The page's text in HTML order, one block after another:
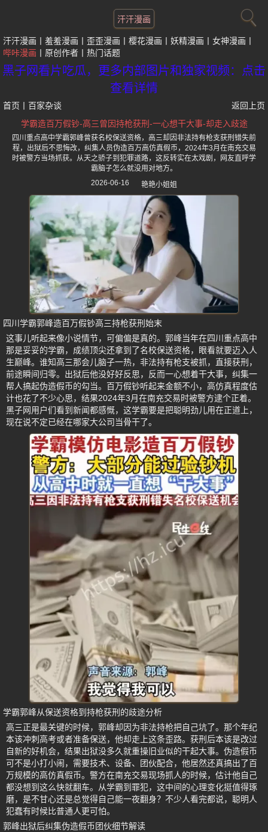
汗汗漫画
汗汗漫画 羞羞漫画 歪歪漫画 樱花漫画 妖精漫画
女神漫画
哔咔漫画
原创作者 热门话题
黑子网看片吃瓜，更多内部图片和独家视频：点击
查看详情
首页 百家杂谈
返回上页
学霸造百万假钞-高三曾因持枪获刑-一心想干大事-却走入歧途
四川重点高中学霸郭峰曾获名校保送资格，高三却因非法持有枪支获刑错失前
程，出狱后不思悔改，纠集人员伪造百万高仿真假币，2024年3月在南充交易
时被警方当场抓获。从天之骄子到犯罪道路，这反转实在太戏剧，网友直呼学
霸脑子怎么就没用对地方。
2026-06-16
艳艳小姐姐
四川学霸郭峰造百万假钞高三持枪获刑始末
这事儿听起来像小说情节，可偏偏是真的。郭峰当年在四川重点高中
那是妥妥的学霸，成绩顶尖还拿到了名校保送资格，眼看就要迈入人
生巅峰。谁知高三那会儿脑子一热，非法持有枪支被抓，直接获刑，
前途瞬间归零。出狱后他没好好反思，反而一心想着干大事，纠集一
帮人搞起伪造假币的勾当。百万假钞听起来金额不小，高仿真程度估
计也花了不少心思，结果2024年3月在南充交易时被警方逮个正着。
黑子网用户们看到新闻都感慨，这学霸要是把聪明劲儿用在正道上，
现在说不定已经在哪家大公司当骨干了。
学霸郭峰从保送资格到持枪获刑的歧途分析
高三正是最关键的时候，郭峰却因为非法持枪把自己坑了。那个年纪
本该冲刺高考或者准备保送，他却走上这条歪路。获刑后本该是改过
自新的好机会，结果出狱没多久就重操旧业似的干起大事。伪造假币
可不是小打小闹，需要技术、设备、团伙配合，他居然还真搞出了百
万规模的高仿真假币。警方在南充交易现场抓人的时候，估计他自己
都没想到这么快就翻车。从学霸到罪犯，这中间的心理变化挺值得琢
磨，是不甘心还是总觉得自己能一夜翻身？不少人看完都说，聪明人
犯蠢有时候比普通人更可怕。
郭峰出狱后纠集伪造假币团伙细节解读